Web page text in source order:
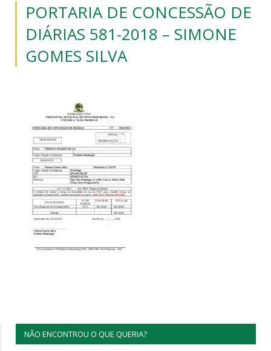
PORTARIA DE CONCESSÃO DE
DIÁRIAS 581-2018 – SIMONE
GOMES SILVA
NÃO ENCONTROU O QUE QUERIA?